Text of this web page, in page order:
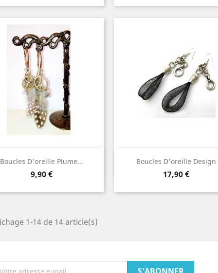
Boucles D'oreille Plume...
Prix
9,90 €
Aperçu rapide Boucles D'oreille Design
Prix
17,90 €
Aperçu rapide
1-14 de 14 article(s)